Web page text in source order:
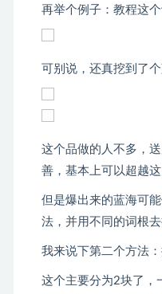
再举个例子：教程这
可别说，还真挖到了
这个品做的人不多，
善，基本上可以超越这
但是爆出来的蓝海可
法，并用不同的词根
我来说下第二个方法
这个主要分为2块了，